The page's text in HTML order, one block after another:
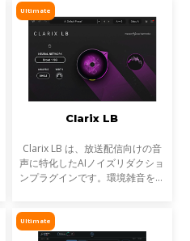
のが StressBoxです。
Ultimate
Clarix LB
Clarix LB は、放送配信向けの音
声に特化したAIノイズリダクショ
ンプラグインです。環境雑音をリ
イブ音声のトリートメントに最適
です。
Ultimate